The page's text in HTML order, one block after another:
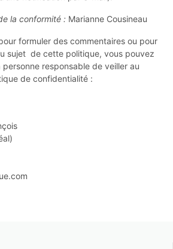
la conformité : Marianne Cousineau
formuler des commentaires ou pour
sujet de cette politique, vous pouvez
responsable de veiller au
de confidentialité :